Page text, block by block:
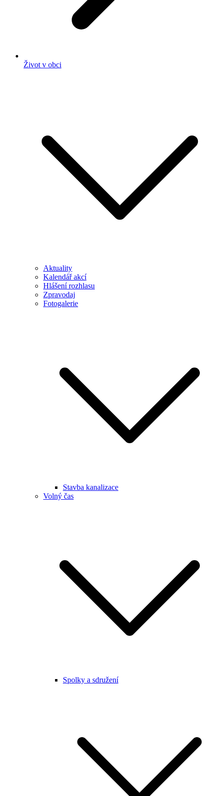
Život v obci
Aktuality
Kalendář akcí
Hlášení rozhlasu
Zpravodaj
Fotogalerie
Stavba kanalizace
Volný čas
Spolky a sdružení